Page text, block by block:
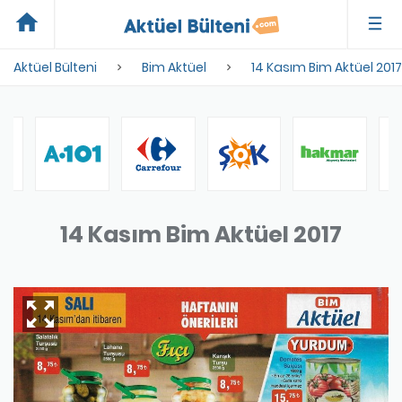
home
Aktüel Bülteni Bim Aktüel 14 Kasım Bim Aktüel 2017
14 Kasım Bim Aktüel 2017